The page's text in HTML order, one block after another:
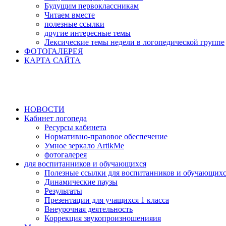
Будущим первоклассникам
Читаем вместе
полезные ссылки
другие интересные темы
Лексические темы недели в логопедической группе
ФОТОГАЛЕРЕЯ
КАРТА САЙТА
НОВОСТИ
Кабинет логопеда
Ресурсы кабинета
Нормативно-правовое обеспечение
Умное зеркало ArtikMe
фотогалерея
для воспитанников и обучающихся
Полезные ссылки для воспитанников и
Динамические паузы
Результаты
Презентации для учащихся 1 класса
Внеурочная деятельность
Коррекция звукопроизношенияия